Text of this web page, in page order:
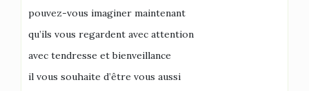
pouvez-vous imaginer maintenant
qu’ils vous regardent avec attention
avec tendresse et bienveillance
il vous souhaite d’être vous aussi